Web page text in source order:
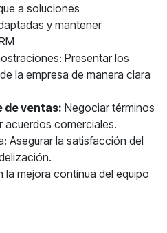
a soluciones
y mantener
Presentar los
la empresa de manera clara
de ventas: Negociar términos
acuerdos comerciales.
Asegurar la satisfacción del
mejora continua del equipo